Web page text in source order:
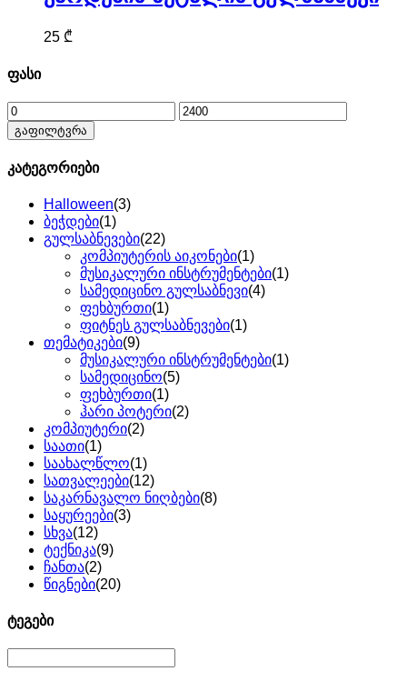
25 ₾
ფასი
მინიმალური
ფასი
მაქსიმალური
გაფილტვრა
კატეგორიები
Halloween(3)
ბეჭდები(1)
გულსაბნევები(22)
კომპიუტერის აიკონები(1)
მუსიკალური ინსტრუმენტები(1)
სამედიცინო გულსაბნევი(4)
ფეხბურთი(1)
ფიტნეს გულსაბნევები(1)
თემატიკები(9)
მუსიკალური ინსტრუმენტები(1)
სამედიცინო(5)
ფეხბურთი(1)
ჰარი პოტერი(2)
კომპიუტერი(2)
საათი(1)
საახალწლო(1)
სათვალეები(12)
საკარნავალო ნიღბები(8)
საყურეები(3)
სხვა(12)
ტექნიკა(9)
ჩანთა(2)
წიგნები(20)
ტეგები